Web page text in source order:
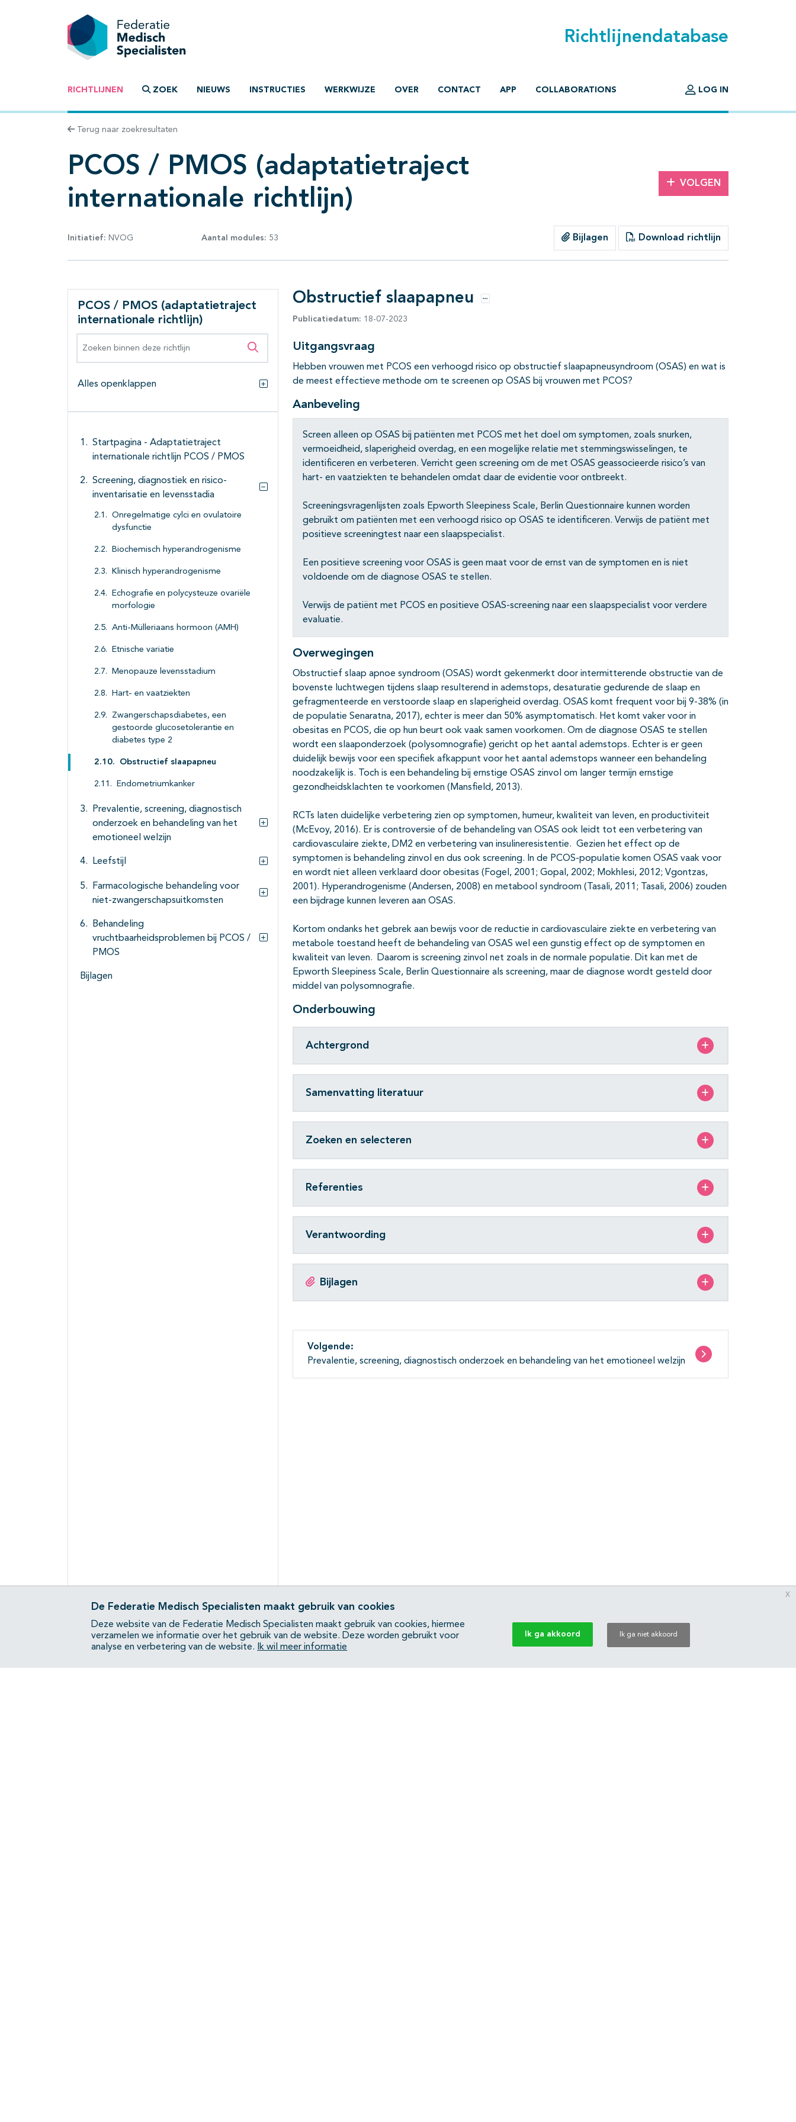
Richtlijnendatabase
RICHTLIJNEN ZOEK NIEUWS INSTRUCTIES WERKWIJZE OVER CONTACT APP COLLABORATIONS LOG IN
Terug naar zoekresultaten
PCOS / PMOS (adaptatietraject
internationale richtlijn)
VOLGEN
Initiatief: NVOG Aantal modules: 53 Bijlagen Download richtlijn
PCOS / PMOS (adaptatietraject
internationale richtlijn)
Zoeken binnen deze richtlijn
Alles openklappen
Alles openklappen
Startpagina - Adaptatietraject
internationale richtlijn PCOS / PMOS
Screening, diagnostiek en risico-
inventarisatie en levensstadia
Subpagina's open- en dichtklappen
Onregelmatige cylci en ovulatoire
dysfunctie
Biochemisch hyperandrogenisme
Klinisch hyperandrogenisme
Echografie en polycysteuze ovariële
morfologie
Anti-Mülleriaans hormoon (AMH)
Etnische variatie
Menopauze levensstadium
Hart- en vaatziekten
Zwangerschapsdiabetes, een
gestoorde glucosetolerantie en
diabetes type 2
Obstructief slaapapneu
Endometriumkanker
Prevalentie, screening, diagnostisch
onderzoek en behandeling van het
emotioneel welzijn
Subpagina's open- en dichtklappen
Leefstijl
Subpagina's open- en dichtklappen
Farmacologische behandeling voor
niet-zwangerschapsuitkomsten
Subpagina's open- en dichtklappen
Behandeling
vruchtbaarheidsproblemen bij PCOS /
PMOS
Subpagina's open- en dichtklappen
Bijlagen
Obstructief slaapapneu Opties
Publicatiedatum: 18-07-2023
Uitgangsvraag
Hebben vrouwen met PCOS een verhoogd risico op obstructief slaapapneusyndroom (OSAS) en wat is
de meest effectieve methode om te screenen op OSAS bij vrouwen met PCOS?
Aanbeveling
Screen alleen op OSAS bij patiënten met PCOS met het doel om symptomen, zoals snurken,
vermoeidheid, slaperigheid overdag, en een mogelijke relatie met stemmingswisselingen, te
identificeren en verbeteren. Verricht geen screening om de met OSAS geassocieerde risico’s van
hart- en vaatziekten te behandelen omdat daar de evidentie voor ontbreekt.
Screeningsvragenlijsten zoals Epworth Sleepiness Scale, Berlin Questionnaire kunnen worden
gebruikt om patiënten met een verhoogd risico op OSAS te identificeren. Verwijs de patiënt met
positieve screeningtest naar een slaapspecialist.
Een positieve screening voor OSAS is geen maat voor de ernst van de symptomen en is niet
voldoende om de diagnose OSAS te stellen.
Verwijs de patiënt met PCOS en positieve OSAS-screening naar een slaapspecialist voor verdere
evaluatie.
Overwegingen
Obstructief slaap apnoe syndroom (OSAS) wordt gekenmerkt door intermitterende obstructie van de
bovenste luchtwegen tijdens slaap resulterend in ademstops, desaturatie gedurende de slaap en
gefragmenteerde en verstoorde slaap en slaperigheid overdag. OSAS komt frequent voor bij 9-38% (in
de populatie Senaratna, 2017), echter is meer dan 50% asymptomatisch. Het komt vaker voor in
obesitas en PCOS, die op hun beurt ook vaak samen voorkomen. Om de diagnose OSAS te stellen
wordt een slaaponderzoek (polysomnografie) gericht op het aantal ademstops. Echter is er geen
duidelijk bewijs voor een specifiek afkappunt voor het aantal ademstops wanneer een behandeling
noodzakelijk is. Toch is een behandeling bij ernstige OSAS zinvol om langer termijn ernstige
gezondheidsklachten te voorkomen (Mansfield, 2013).
RCTs laten duidelijke verbetering zien op symptomen, humeur, kwaliteit van leven, en productiviteit
(McEvoy, 2016). Er is controversie of de behandeling van OSAS ook leidt tot een verbetering van
cardiovasculaire ziekte, DM2 en verbetering van insulineresistentie. Gezien het effect op de
symptomen is behandeling zinvol en dus ook screening. In de PCOS-populatie komen OSAS vaak voor
en wordt niet alleen verklaard door obesitas (Fogel, 2001; Gopal, 2002; Mokhlesi, 2012; Vgontzas,
2001). Hyperandrogenisme (Andersen, 2008) en metabool syndroom (Tasali, 2011; Tasali, 2006) zouden
een bijdrage kunnen leveren aan OSAS.
Kortom ondanks het gebrek aan bewijs voor de reductie in cardiovasculaire ziekte en verbetering van
metabole toestand heeft de behandeling van OSAS wel een gunstig effect op de symptomen en
kwaliteit van leven. Daarom is screening zinvol net zoals in de normale populatie. Dit kan met de
Epworth Sleepiness Scale, Berlin Questionnaire als screening, maar de diagnose wordt gesteld door
middel van polysomnografie.
Onderbouwing
Achtergrond
Samenvatting literatuur
Zoeken en selecteren
Referenties
Verantwoording
Bijlagen
Volgende:
Prevalentie, screening, diagnostisch onderzoek en behandeling van het emotioneel welzijn
De Federatie Medisch Specialisten maakt gebruik van cookies
Deze website van de Federatie Medisch Specialisten maakt gebruik van cookies, hiermee
verzamelen we informatie over het gebruik van de website. Deze worden gebruikt voor
analyse en verbetering van de website.
Ik wil meer informatie
Ik ga akkoord Ik ga niet akkoord
x